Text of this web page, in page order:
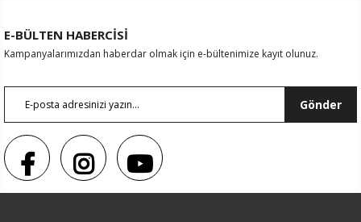
E-BÜLTEN HABERCİSİ
Kampanyalarımızdan haberdar olmak için e-bültenimize kayıt olunuz.
Gönder